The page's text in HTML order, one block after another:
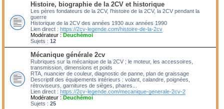
Histoire, biographie de la 2CV et historique
Les pères fondateurs de la 2CV, l'histoire de la 2CV, la 2CV pendant la
guerre
Historique de la 2CV des années 1930 aux années 1990
Lien direct : https://2cv-legende.com/histoire-de-la-2cv
Modérateur : Deuchémoi
Sujets : 12
Mécanique générale 2cv
Rubriques sur la mécanique de la 2CV ; le moteur, les accessoires,
transmission, dimensions et poids
RTA, nuancier de couleur, diagnostic de panne, plan de graissage
Descriptif des équipements intérieurs : volant, calandre, poignées,
rétroviseurs, garnitures de sièges, phares...
Lien direct : https://2cv-legende.com/mecanique-generale-2cv-2
Modérateur : Deuchémoi
Sujets : 25